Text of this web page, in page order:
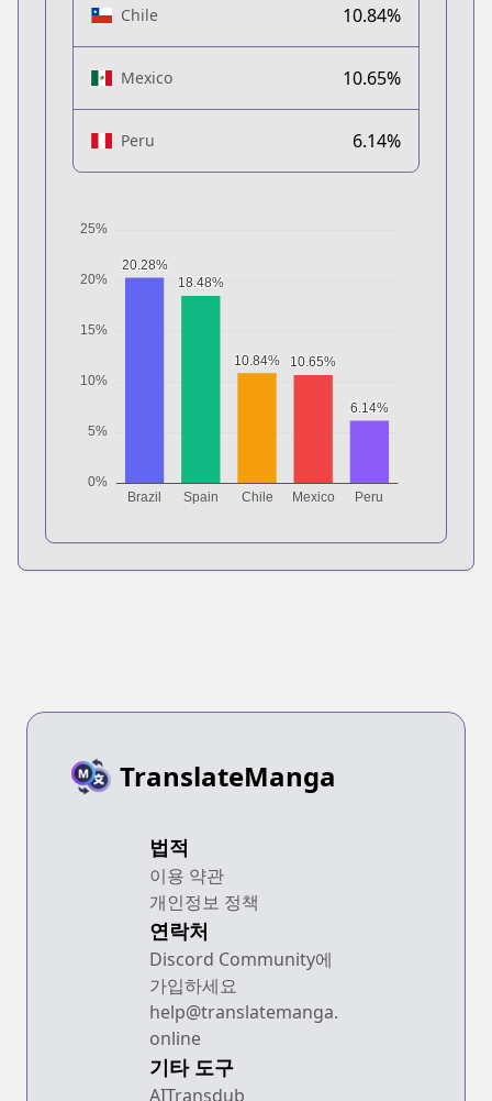
Chile 10.84%
Mexico 10.65%
Peru 6.14%
TranslateManga
법적
이용 약관
개인정보 정책
연락처
Discord Community에
가입하세요
help@translatemanga.
online
기타 도구
AITransdub